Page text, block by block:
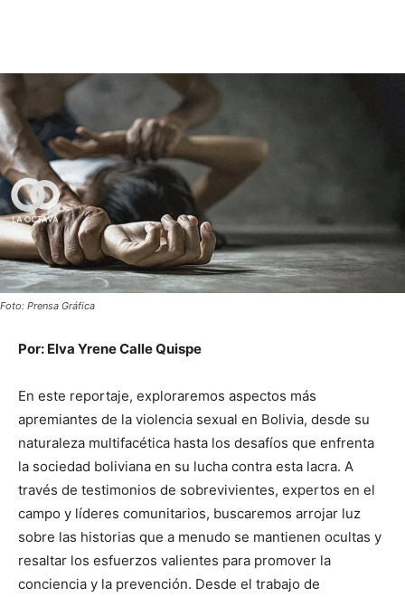
Foto: Prensa Gráfica
Por: Elva Yrene Calle Quispe
En este reportaje, exploraremos aspectos más
apremiantes de la violencia sexual en Bolivia, desde su
naturaleza multifacética hasta los desafíos que enfrenta
la sociedad boliviana en su lucha contra esta lacra. A
través de testimonios de sobrevivientes, expertos en el
campo y líderes comunitarios, buscaremos arrojar luz
sobre las historias que a menudo se mantienen ocultas y
resaltar los esfuerzos valientes para promover la
conciencia y la prevención. Desde el trabajo de